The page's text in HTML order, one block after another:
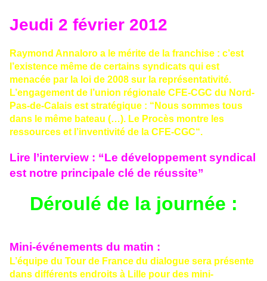
Jeudi 2 février 2012
Raymond Annaloro a le mérite de la franchise : c’est
l’existence même de certains syndicats qui est
menacée par la loi de 2008 sur la représentativité.
L’engagement de l’union régionale CFE-CGC du Nord-
Pas-de-Calais est stratégique : “Nous sommes tous
dans le même bateau (…). Le Procès montre les
ressources et l’inventivité de la CFE-CGC“.
Lire l’interview : “Le développement syndical
est notre principale clé de réussite”
Déroulé de la journée :
Mini-événements du matin :
L’équipe du Tour de France du dialogue sera présente
dans différents endroits à Lille pour des mini-